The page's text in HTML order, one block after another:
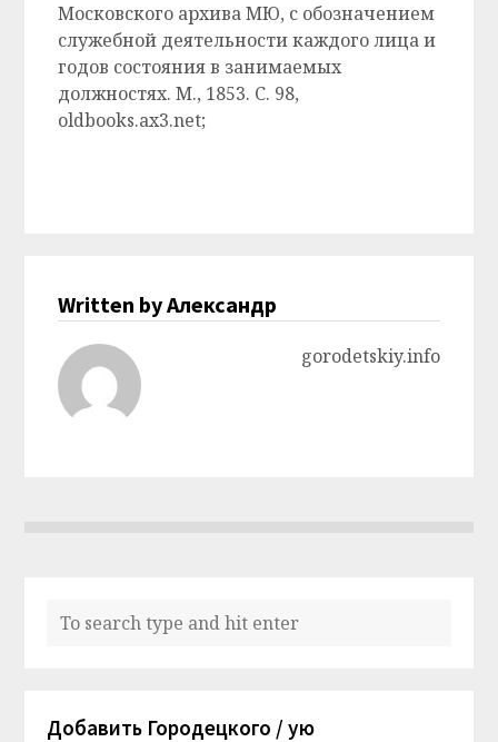
Московского архива МЮ, с обозначением
служебной деятельности каждого лица и
годов состояния в занимаемых
должностях. М., 1853. С. 98,
oldbooks.ax3.net;
Written by Александр
gorodetskiy.info
Добавить Городецкого / ую